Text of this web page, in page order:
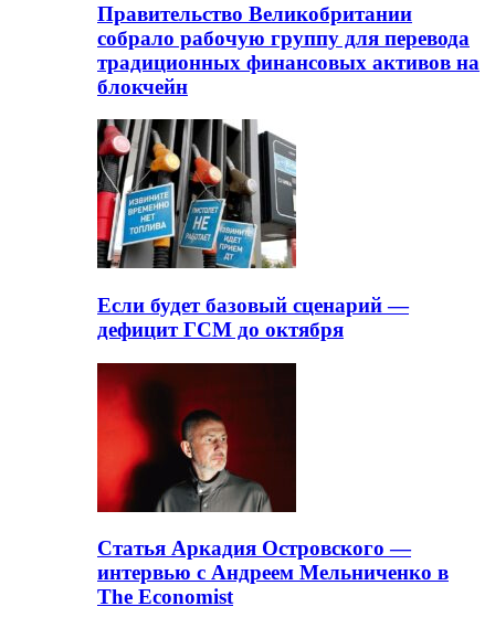
Правительство Великобритании
собрало рабочую группу для перевода
традиционных финансовых активов на
блокчейн
Если будет базовый сценарий —
дефицит ГСМ до октября
Статья Аркадия Островского —
интервью с Андреем Мельниченко в
The Economist